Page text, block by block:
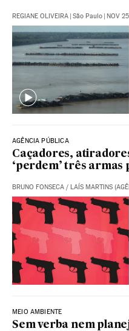
REGIANE OLIVEIRA | São Paulo | NOV
AGÊNCIA PÚBLICA
Caçadores,
‘perdem’ três armas
BRUNO FONSECA / LAÍS MARTINS
MEIO AMBIENTE
Sem verba nem